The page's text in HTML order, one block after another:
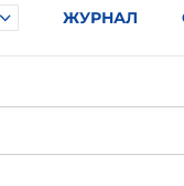
ЖУРНАЛ